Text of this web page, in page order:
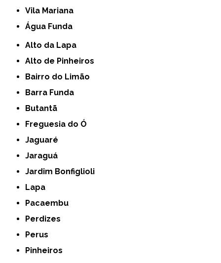
Vila Mariana
Água Funda
Alto da Lapa
Alto de Pinheiros
Bairro do Limão
Barra Funda
Butantã
Freguesia do Ó
Jaguaré
Jaraguá
Jardim Bonfiglioli
Lapa
Pacaembu
Perdizes
Perus
Pinheiros